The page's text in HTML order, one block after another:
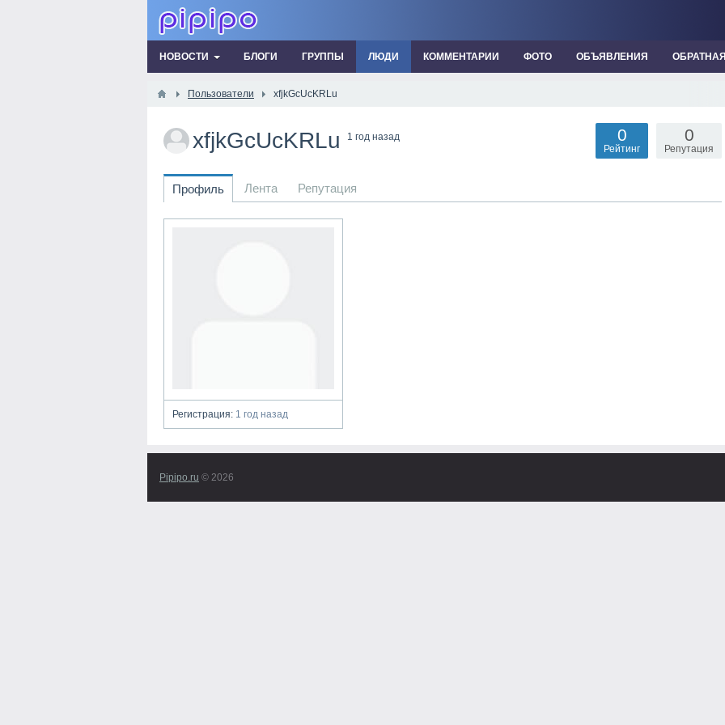
НОВОСТИ БЛОГИ ГРУППЫ ЛЮДИ КОММЕНТАРИИ ФОТО ОБЪЯВЛЕНИЯ
Пользователи xfjkGcUcKRLu
xfjkGcUcKRLu 1 год назад 0
Репутация
0
Рейтинг
Профиль Лента Репутация
Регистрация: 1 год назад
Pipipo.ru © 2026